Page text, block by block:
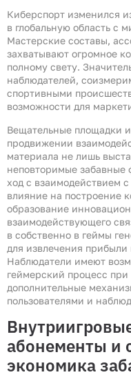
Киберспорт изменился
в глобальную область с
Мастерские составы,
захватывают огромное
полному свету.
наблюдателей,
спортивными
возможности для
Вещательные площадки
продвижении
материала не лишь
неповторимые
ход с взаимодействием
влияние на построение
образование
взаимодействующего
в собственно в геймы
для извлечения
Наблюдатели имеют
геймерский процесс
дополнительные
пользователями и
абонементы и
экономика